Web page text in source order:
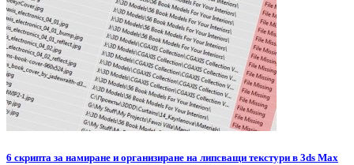
6 скрипта за намиране и организиране на липсващи текстури в 3ds Max